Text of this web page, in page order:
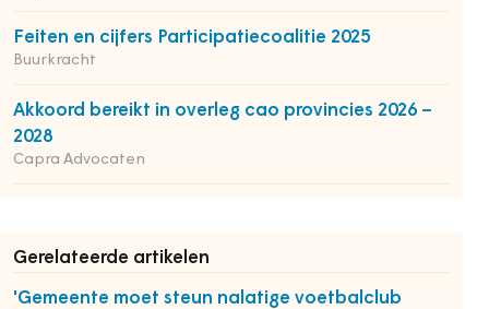
Feiten en cijfers Participatiecoalitie 2025
Buurkracht
Akkoord bereikt in overleg cao provincies 2026 –
2028
Capra Advocaten
Gerelateerde artikelen
'Gemeente moet steun nalatige voetbalclub